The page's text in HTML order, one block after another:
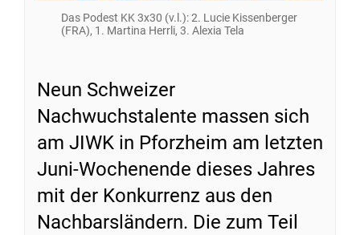
Das Podest KK 3x30 (v.l.): 2. Lucie Kissenberger
(FRA), 1. Martina Herrli, 3. Alexia Tela
Neun Schweizer
Nachwuchstalente massen sich
am JIWK in Pforzheim am letzten
Juni-Wochenende dieses Jahres
mit der Konkurrenz aus den
Nachbarsländern. Die zum Teil